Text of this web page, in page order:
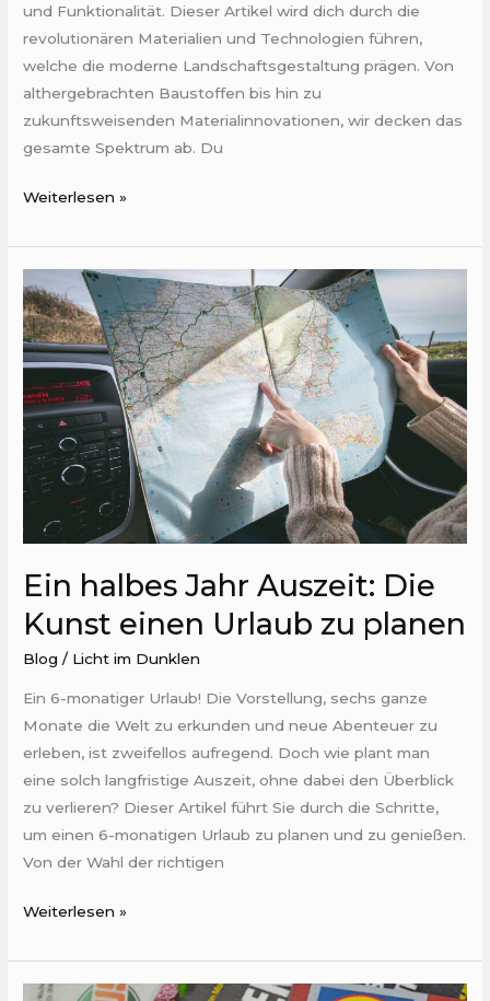
und Funktionalität. Dieser Artikel wird dich durch die
revolutionären Materialien und Technologien führen,
welche die moderne Landschaftsgestaltung prägen. Von
althergebrachten Baustoffen bis hin zu
zukunftsweisenden Materialinnovationen, wir decken das
gesamte Spektrum ab. Du
Weiterlesen »
Ein halbes Jahr Auszeit: Die
Kunst einen Urlaub zu planen
Blog / Licht im Dunklen
Ein 6-monatiger Urlaub! Die Vorstellung, sechs ganze
Monate die Welt zu erkunden und neue Abenteuer zu
erleben, ist zweifellos aufregend. Doch wie plant man
eine solch langfristige Auszeit, ohne dabei den Überblick
zu verlieren? Dieser Artikel führt Sie durch die Schritte,
um einen 6-monatigen Urlaub zu planen und zu genießen.
Von der Wahl der richtigen
Ein
halbes
Jahr
Auszeit:
Die
Kunst
einen
Urlaub
planen
Weiterlesen »
Die